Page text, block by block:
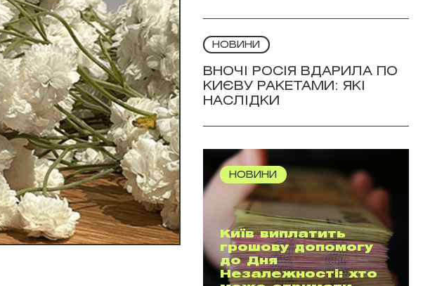
НОВИНИ
ВНОЧІ РОСІЯ ВДАРИЛА ПО
КИЄВУ РАКЕТАМИ: ЯКІ
НАСЛІДКИ
НОВИНИ
Київ виплатить
грошову допомогу
до Дня
Незалежності: хто